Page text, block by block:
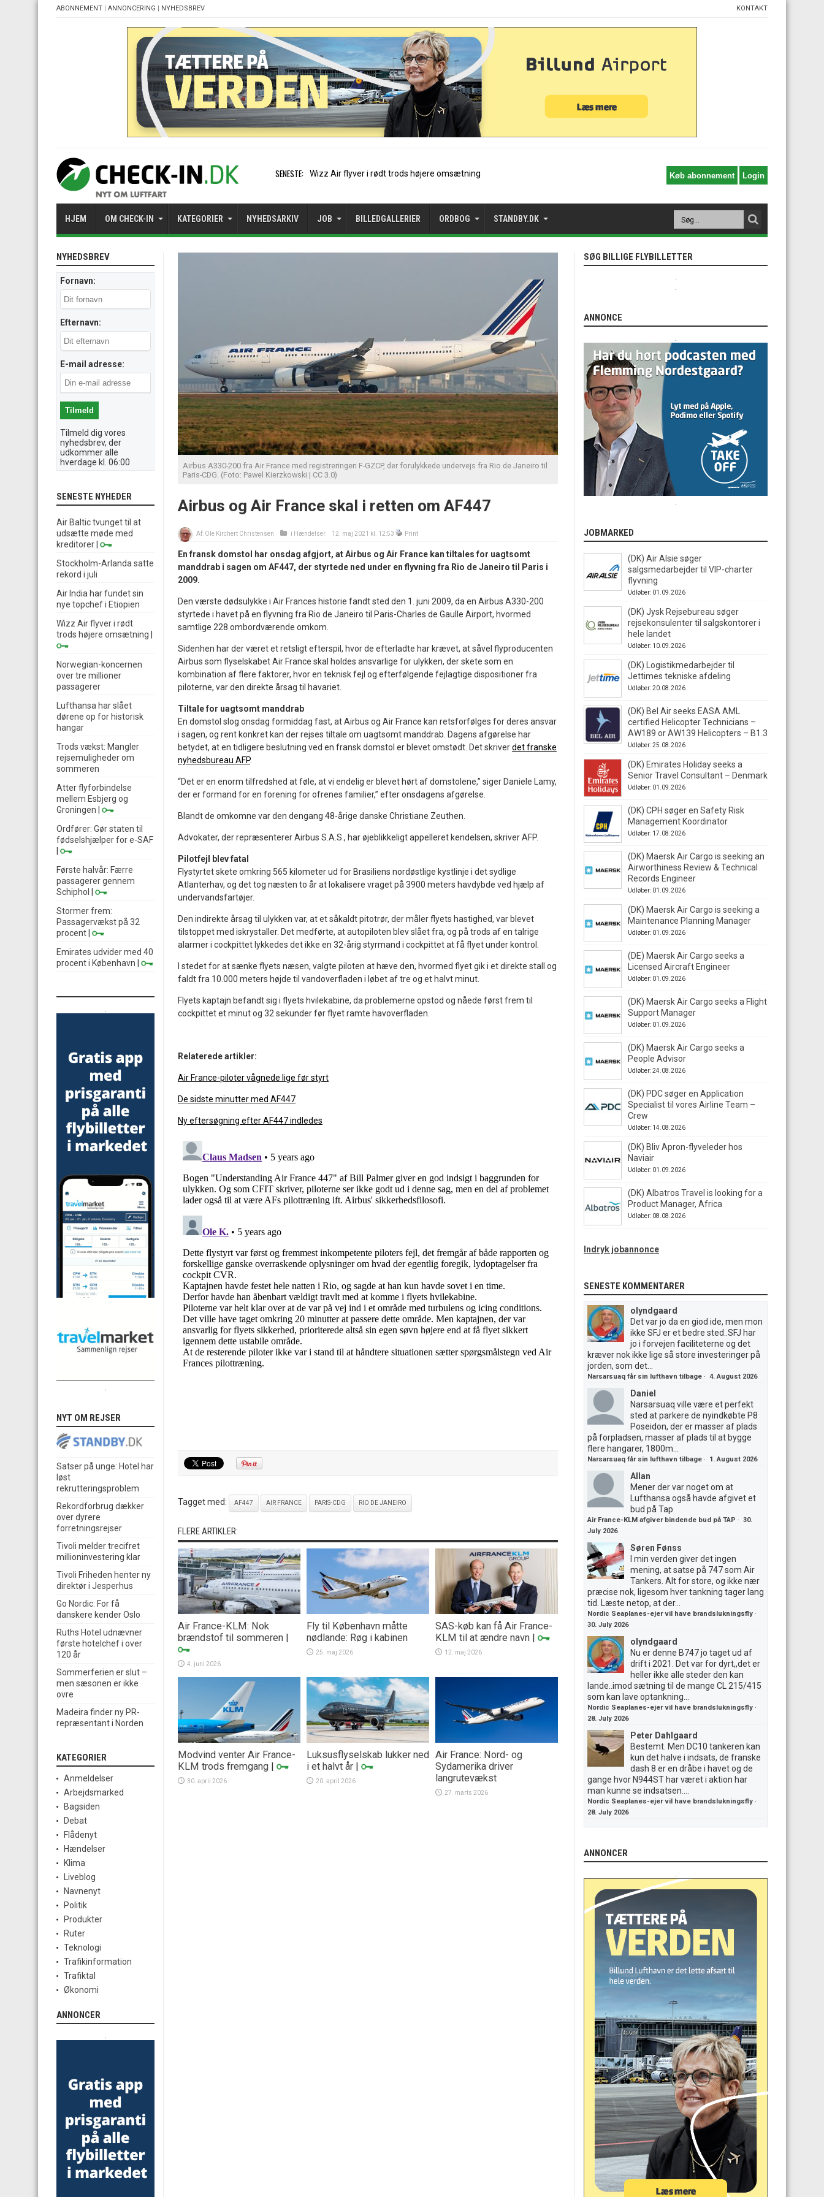
ABONNEMENT | ANNONCERING | NYHEDSBREV KONTAKT
SENESTE: Norwegian
HJEM OM CHECK-IN KATEGORIER NYHEDSARKIV JOB BILLEDGALLERIER ORDBOG STANDBY.DK
Airbus A330-200 fra Air France med registreringen F-GZCP, der forulykkede undervejs fra Rio de Janeiro til
Paris-CDG. (Foto: Pawel Kierzkowski | CC 3.0)
Airbus og Air France skal i retten om AF447
Af: Ole Kirchert Christensen i Hændelser 12. maj 2021 kl. 12:53 Print
En fransk domstol har onsdag afgjort, at Airbus og Air France kan tiltales for uagtsomt
manddrab i sagen om AF447, der styrtede ned under en flyvning fra Rio de Janeiro til Paris i
2009.
Den værste dødsulykke i Air Frances historie fandt sted den 1. juni 2009, da en Airbus A330-200
styrtede i havet på en flyvning fra Rio de Janeiro til Paris-Charles de Gaulle Airport, hvormed
samtlige 228 ombordværende omkom.
Sidenhen har der været et retsligt efterspil, hvor de efterladte har krævet, at såvel flyproducenten
Airbus som flyselskabet Air France skal holdes ansvarlige for ulykken, der skete som en
kombination af flere faktorer, hvor en teknisk fejl og efterfølgende fejlagtige dispositioner fra
piloterne, var den direkte årsag til havariet.
Tiltale for uagtsomt manddrab
En domstol slog onsdag formiddag fast, at Airbus og Air France kan retsforfølges for deres ansvar
i sagen, og rent konkret kan der rejses tiltale om uagtsomt manddrab. Dagens afgørelse har
betydet, at en tidligere beslutning ved en fransk domstol er blevet omstødt. Det skriverdet franske
nyhedsbureau AFP.
“Det er en enorm tilfredshed at føle, at vi endelig er blevet hørt af domstolene,” siger Daniele Lamy,
der er formand for en forening for ofrenes familier,” efter onsdagens afgørelse.
Blandt de omkomne var den dengang 48-årige danske Christiane Zeuthen.
Advokater, der repræsenterer Airbus S.A.S., har øjeblikkeligt appelleret kendelsen, skriver AFP.
Pilotfejl blev fatal
Flystyrtet skete omkring 565 kilometer ud for Brasiliens nordøstlige kystlinje i det sydlige
Atlanterhav, og det tog næsten to år at lokalisere vraget på 3900 meters havdybde ved hjælp af
undervandsfartøjer.
Den indirekte årsag til ulykken var, at et såkaldt pitotrør, der måler flyets hastighed, var blevet
tilstoppet med iskrystaller. Det medførte, at autopiloten blev slået fra, og på trods af en talrige
alarmer i cockpittet lykkedes det ikke en 32-årig styrmand i cockpittet at få flyet under kontrol.
I stedet for at sænke flyets næsen, valgte piloten at hæve den, hvormed flyet gik i et direkte stall og
faldt fra 10.000 meters højde til vandoverfladen i løbet af tre og et halvt minut.
Flyets kaptajn befandt sig i flyets hvilekabine, da problemerne opstod og nåede først frem til
cockpittet et minut og 32 sekunder før flyet ramte havoverfladen.
Relaterede artikler:
Air France-piloter vågnede lige før styrt
De sidste minutter med AF447
Ny eftersøgning efter AF447 indledes
Tagget med: AF447 AIR FRANCE PARIS-CDG RIO DE JANEIRO
FLERE ARTIKLER:
Air France-KLM: Nok
brændstof til sommeren |
4. juni 2026
Fly til København måtte
nødlande: Røg i kabinen
25. maj 2026
SAS-køb kan få Air France-
KLM til at ændre navn |
12. maj 2026
Modvind venter Air France-
KLM trods fremgang |
30. april 2026
Luksusflyselskab lukker ned
i et halvt år |
20. april 2026
Air France: Nord- og
Sydamerika driver
langrutevækst
27. marts 2026
NYHEDSBREV
Fornavn:
Efternavn:
E-mail adresse:
Tilmeld dig vores
nyhedsbrev, der
udkommer alle
hverdage kl. 06:00
SENESTE NYHEDER
Air Baltic tvunget til at
udsætte møde med
kreditorer
Stockholm-Arlanda satte
rekord i juli
Air India har fundet sin
nye topchef i Etiopien
Wizz Air flyver i rødt
trods højere omsætning
Norwegian-koncernen
over tre millioner
passagerer
Lufthansa har slået
dørene op for historisk
hangar
Trods vækst: Mangler
rejsemuligheder om
sommeren
Atter flyforbindelse
mellem Esbjerg og
Groningen
Ordfører: Gør staten til
fødselshjælper for e-SAF
Første halvår: Færre
passagerer gennem
Schiphol
Stormer frem:
Passagervækst på 32
procent
Emirates udvider med 40
procent i København
NYT OM REJSER
Satser på unge: Hotel har
løst
rekrutteringsproblem
Rekordforbrug dækker
over dyrere
forretningsrejser
Tivoli melder trecifret
millioninvestering klar
Tivoli Friheden henter ny
direktør i Jesperhus
Go Nordic: For få
danskere kender Oslo
Ruths Hotel udnævner
første hotelchef i over
120 år
Sommerferien er slut –
men sæsonen er ikke
ovre
Madeira finder ny PR-
repræsentant i Norden
KATEGORIER
Anmeldelser
Arbejdsmarked
Bagsiden
Debat
Flådenyt
Hændelser
Klima
Liveblog
Navnenyt
Politik
Produkter
Ruter
Teknologi
Trafikinformation
Trafiktal
Økonomi
ANNONCER
SØG BILLIGE FLYBILLETTER
ANNONCE
JOBMARKED
(DK) Air Alsie søger
salgsmedarbejder til VIP-charter
flyvning
Udløber: 01.09.2026
(DK) Jysk Rejsebureau søger
rejsekonsulenter til salgskontorer i
hele landet
Udløber: 10.09.2026
(DK) Logistikmedarbejder til
Jettimes tekniske afdeling
Udløber: 20.08.2026
(DK) Bel Air seeks EASA AML
certified Helicopter Technicians –
AW189 or AW139 Helicopters – B1.3
Udløber: 25.08.2026
(DK) Emirates Holiday seeks a
Senior Travel Consultant – Denmark
Udløber: 01.09.2026
(DK) CPH søger en Safety Risk
Management Koordinator
Udløber: 17.08.2026
(DK) Maersk Air Cargo is seeking an
Airworthiness Review & Technical
Records Engineer
Udløber: 01.09.2026
(DK) Maersk Air Cargo is seeking a
Maintenance Planning Manager
Udløber: 01.09.2026
(DE) Maersk Air Cargo seeks a
Licensed Aircraft Engineer
Udløber: 01.09.2026
(DK) Maersk Air Cargo seeks a Flight
Support Manager
Udløber: 01.09.2026
(DK) Maersk Air Cargo seeks a
People Advisor
Udløber: 24.08.2026
(DK) PDC søger en Application
Specialist til vores Airline Team –
Crew
Udløber: 14.08.2026
(DK) Bliv Apron-flyveleder hos
Naviair
Udløber: 01.09.2026
(DK) Albatros Travel is looking for a
Product Manager, Africa
Udløber: 08.08.2026
Indryk jobannonce
SENESTE KOMMENTARER
olyndgaard
Det var jo da en giod ide, men mon
ikke SFJ er et bedre sted..SFJ har
jo i forvejen faciliteterne og det
kræver nok ikke lige så store investeringer på
jorden, som det...
Narsarsuaq får sin lufthavn tilbage · 4. August 2026
Daniel
Narsarsuaq ville være et perfekt
sted at parkere de nyindkøbte P8
Poseidon, der er masser af plads
på forpladsen, masser af plads til at bygge
flere hangarer, 1800m...
Narsarsuaq får sin lufthavn tilbage · 1. August 2026
Allan
Mener der var noget om at
Lufthansa også havde afgivet et
bud på Tap
Air France-KLM afgiver bindende bud på TAP · 30.
July 2026
Søren Fønss
I min verden giver det ingen
mening, at satse på 747 som Air
Tankers. Alt for store, og ikke nær
præcise nok, ligesom hver tankning tager lang
tid. Læste netop, at der...
Nordic Seaplanes-ejer vil have brandslukningsfly ·
30. July 2026
olyndgaard
Nu er denne B747 jo taget ud af
drift i 2021. Det var for dyrt,,det er
heller ikke alle steder den kan
lande..imod sætning til de mange CL 215/415
som kan lave optankning...
Nordic Seaplanes-ejer vil have brandslukningsfly ·
28. July 2026
Peter Dahlgaard
Bestemt. Men DC10 tankeren kan
kun det halve i indsats, de franske
dash 8 er en dråbe i havet og de
gange hvor N944ST har været i aktion har
man kunne se indsatsen....
Nordic Seaplanes-ejer vil have brandslukningsfly ·
28. July 2026
ANNONCER